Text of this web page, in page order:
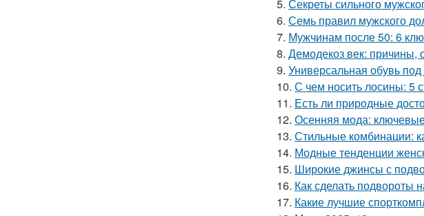
5. Секреты сильного
6. Семь правил мужского
7. Мужчинам после 50: 6
8. Демодекоз век: причины,
9. Универсальная обувь
10. С чем носить лосины: 5
11. Есть ли природные
12. Осенняя мода:
13. Стильные комбинации:
14. Модные тенденции
15. Широкие джинсы с
16. Как сделать подвороты
17. Какие лучшие